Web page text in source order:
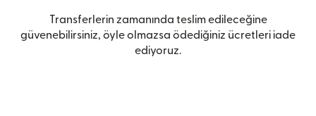
Transferlerin zamanında teslim edileceğine
güvenebilirsiniz, öyle olmazsa ödediğiniz ücretleri iade
ediyoruz.